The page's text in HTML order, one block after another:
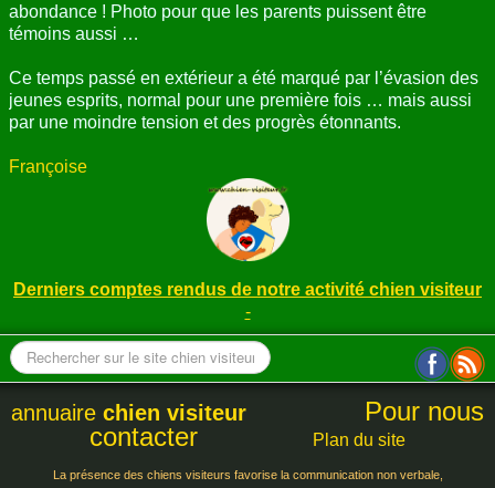
abondance ! Photo pour que les parents puissent être
témoins aussi …
Ce temps passé en extérieur a été marqué par l’évasion des
jeunes esprits, normal pour une première fois … mais aussi
par une moindre tension et des progrès étonnants.
Françoise
Derniers comptes rendus de notre activité chien visiteur
-
annuaire chien visiteur
Pour nous
contacter
Plan du site
La présence des chiens visiteurs favorise la communication non verbale,